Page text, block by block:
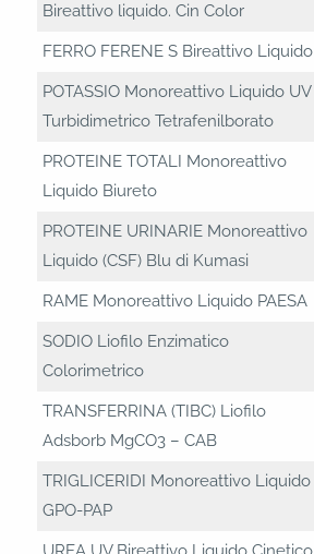
Bireattivo liquido. Cin Color
FERRO FERENE S Bireattivo Liquido
POTASSIO Monoreattivo Liquido UV
Turbidimetrico Tetrafenilborato
PROTEINE TOTALI Monoreattivo
Liquido Biureto
PROTEINE URINARIE Monoreattivo
Liquido (CSF) Blu di Kumasi
RAME Monoreattivo Liquido PAESA
SODIO Liofilo Enzimatico
Colorimetrico
TRANSFERRINA (TIBC) Liofilo
Adsborb MgCO3 – CAB
TRIGLICERIDI Monoreattivo Liquido
GPO-PAP